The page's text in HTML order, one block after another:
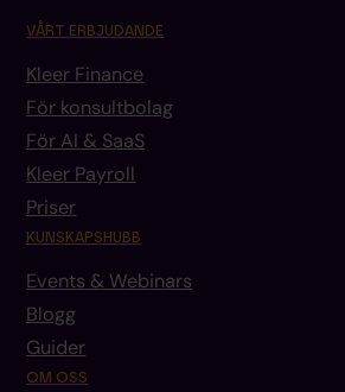
VÅRT ERBJUDANDE
Kleer Finance
För konsultbolag
För AI & SaaS
Kleer Payroll
Priser
KUNSKAPSHUBB
Events & Webinars
Blogg
Guider
OM OSS